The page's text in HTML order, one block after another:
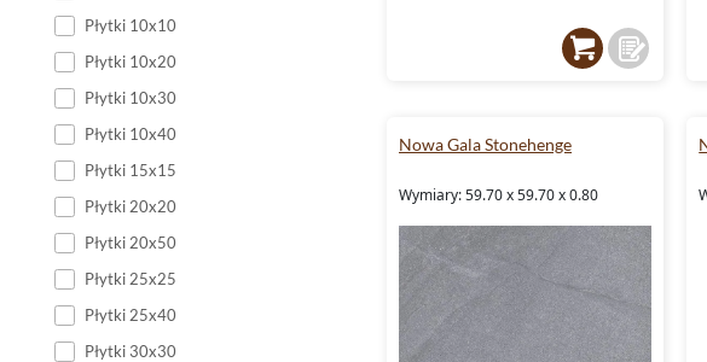
Płytki 10x10
Płytki 10x20
Płytki 10x30
Płytki 10x40
Płytki 15x15
Płytki 20x20
Płytki 20x50
Płytki 25x25
Płytki 25x40
Płytki 30x30
Nowa Gala Stonehenge
Wymiary: 59.70 x 59.70 x 0.80